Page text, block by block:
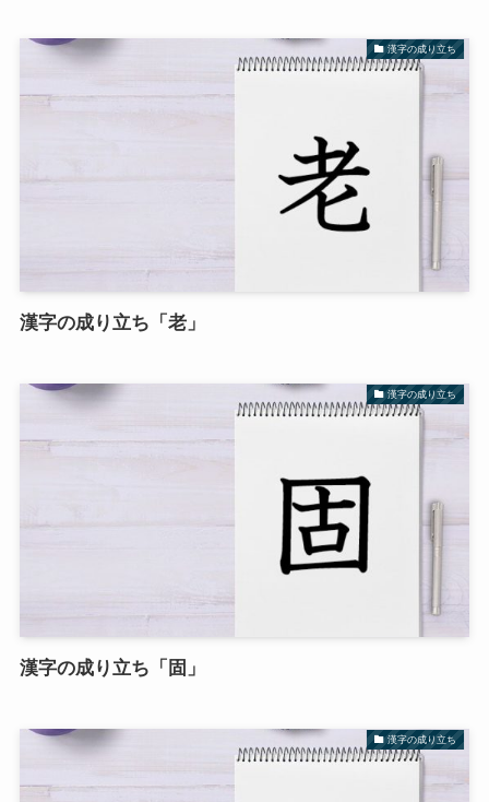
漢字の成り立ち
漢字の成り立ち「老」
漢字の成り立ち
漢字の成り立ち「固」
漢字の成り立ち